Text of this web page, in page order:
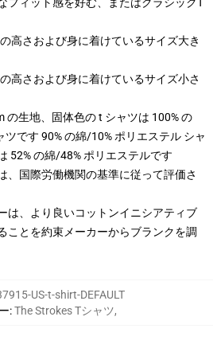
高さおよび身に着けているサイズ大き
高さおよび身に着けているサイズ小さ
の生地、固体色の t シャツは 100% の
です 90% の綿/10% ポリエステル シャ
52% の綿/48% ポリエステルです
、国際労働機関の基準に従って評価さ
は、より良いコットンイニシアティブ
ことを約束メーカーからブランクを調
US-t-shirt-DEFAULT
:The Strokes Tシャツ,